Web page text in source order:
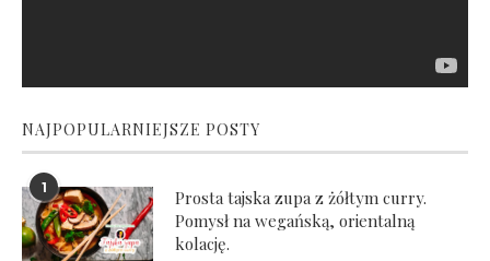
NAJPOPULARNIEJSZE POSTY
1
Prosta tajska zupa z żółtym curry.
Pomysł na wegańską, orientalną
kolację.